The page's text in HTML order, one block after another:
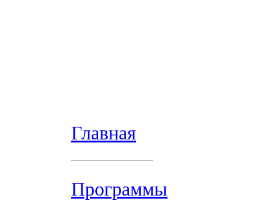
Главная
Программы